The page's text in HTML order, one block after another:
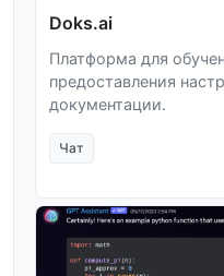
Doks.ai
Платформа для
предоставления
документации.
Чат